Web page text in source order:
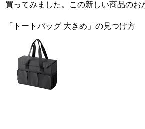
買ってみました。この新しい商品のお
「トートバッグ 大きめ」の見つけ方